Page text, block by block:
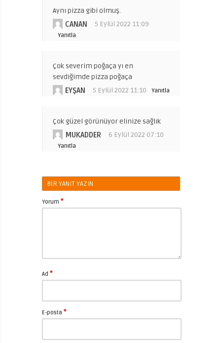
Aynı pizza gibi olmuş.
CANAN 5 Eylül 2022 11:09
Yanıtla
Çok severim poğaça yı en
sevdiğimde pizza poğaça
EYŞAN 5 Eylül 2022 11:10 Yanıtla
Çok güzel görünüyor elinize sağlık
MUKADDER 6 Eylül 2022 07:10
Yanıtla
BIR YANIT YAZIN
Yorum *
Ad *
E-posta *